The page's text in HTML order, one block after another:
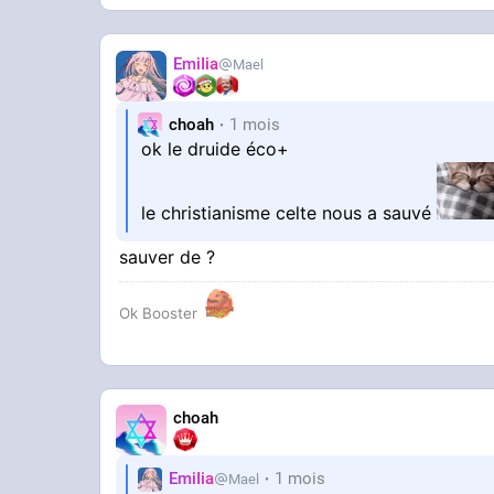
EmiIia Mael
choah 1 mois
ok le druide éco+
le christianisme celte nous a sauvé
sauver de ?
Ok Booster
choah
EmiIia Mael 1 mois